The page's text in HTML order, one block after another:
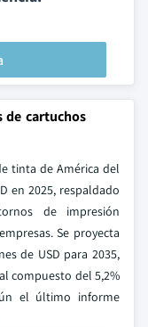
de cartuchos
tinta de América del
en 2025, respaldado
de impresión
Se proyecta
de USD para 2035,
compuesto del 5,2%
el último informe